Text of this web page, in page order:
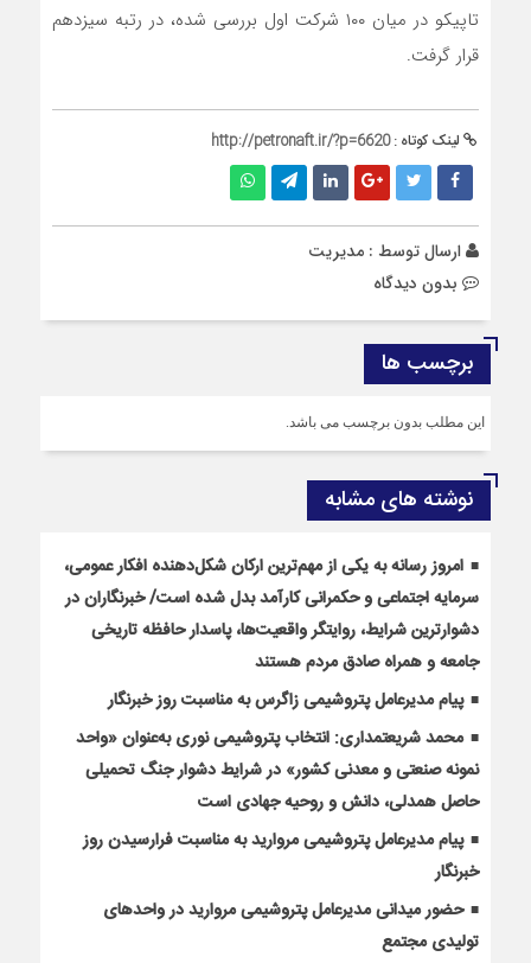
تاپیکو در میان ۱۰۰ شرکت اول بررسی شده، در رتبه سیزدهم
قرار گرفت.
لینک کوتاه :http://petronaft.ir/?p=6620
ارسال توسط : مدیریت
بدون دیدگاه
برچسب ها
این مطلب بدون برچسب می باشد.
نوشته های مشابه
امروز رسانه به یکی از مهم‌ترین ارکان شکل‌دهنده افکار عمومی،
سرمایه اجتماعی و حکمرانی کارآمد بدل شده است/ خبرنگاران در
دشوارترین شرایط، روایتگر واقعیت‌ها، پاسدار حافظه تاریخی
جامعه و همراه صادق مردم هستند
پیام مدیرعامل پتروشیمی زاگرس به مناسبت روز خبرنگار
محمد شریعتمداری: انتخاب پتروشیمی نوری به‌عنوان «واحد
نمونه صنعتی و معدنی کشور» در شرایط دشوار جنگ تحمیلی
حاصل همدلی، دانش و روحیه جهادی است
پیام مدیرعامل پتروشیمی مروارید به مناسبت فرارسیدن روز
خبرنگار
حضور میدانی مدیرعامل پتروشیمی مروارید در واحدهای
تولیدی مجتمع